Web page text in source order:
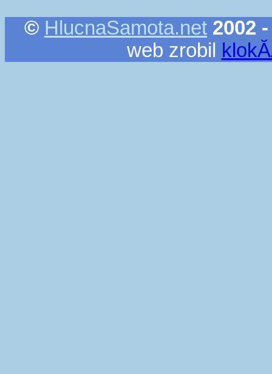
© HlucnaSamota.net 2002
web zrobil